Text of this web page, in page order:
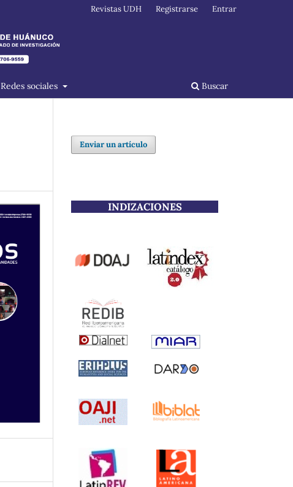
Redes sociales Buscar
Revistas UDH Registrarse Entrar
Enviar un artículo
INDIZACIONES